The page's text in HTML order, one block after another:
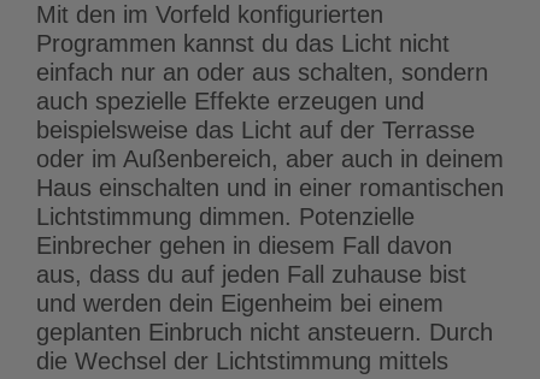
Mit den im Vorfeld konfigurierten
Programmen kannst du das Licht nicht
einfach nur an oder aus schalten, sondern
auch spezielle Effekte erzeugen und
beispielsweise das Licht auf der Terrasse
oder im Außenbereich, aber auch in deinem
Haus einschalten und in einer romantischen
Lichtstimmung dimmen. Potenzielle
Einbrecher gehen in diesem Fall davon
aus, dass du auf jeden Fall zuhause bist
und werden dein Eigenheim bei einem
geplanten Einbruch nicht ansteuern. Durch
die Wechsel der Lichtstimmung mittels